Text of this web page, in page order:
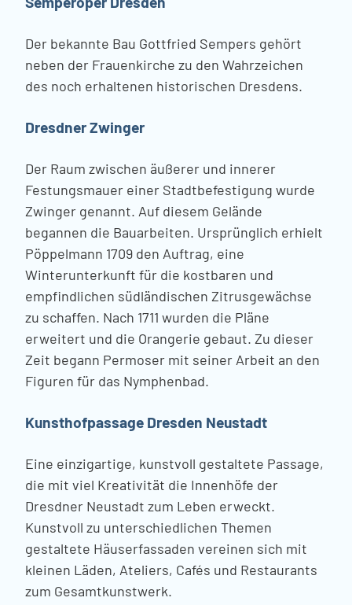
Der bekannte Bau Gottfried Sempers gehört
neben der Frauenkirche zu den Wahrzeichen
des noch erhaltenen historischen Dresdens.
Dresdner Zwinger
Der Raum zwischen äußerer und innerer
Festungsmauer einer Stadtbefestigung wurde
Zwinger genannt. Auf diesem Gelände
begannen die Bauarbeiten. Ursprünglich erhielt
Pöppelmann 1709 den Auftrag, eine
Winterunterkunft für die kostbaren und
empfindlichen südländischen Zitrusgewächse
zu schaffen. Nach 1711 wurden die Pläne
erweitert und die Orangerie gebaut. Zu dieser
Zeit begann Permoser mit seiner Arbeit an den
Figuren für das Nymphenbad.
Kunsthofpassage Dresden Neustadt
Eine einzigartige, kunstvoll gestaltete Passage,
die mit viel Kreativität die Innenhöfe der
Dresdner Neustadt zum Leben erweckt.
Kunstvoll zu unterschiedlichen Themen
gestaltete Häuserfassaden vereinen sich mit
kleinen Läden, Ateliers, Cafés und Restaurants
zum Gesamtkunstwerk.